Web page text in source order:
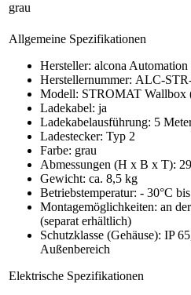
grau
Allgemeine Spezifikationen
Hersteller: alcona
Herstellernummer: ALC-
Modell: STROMAT Wallbox
Ladekabel: ja
Ladekabelausführung: 5
Ladestecker: Typ 2
Farbe: grau
Abmessungen (H x B x T):
Gewicht: ca. 8,5 kg
Betriebstemperatur: - 30°C
Montagemöglichkeiten: an
(separat erhältlich)
Schutzklasse (Gehäuse): IP
Außenbereich
Elektrische Spezifikationen